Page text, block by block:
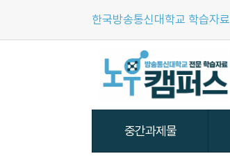
한국방송통신대학교 학습자료